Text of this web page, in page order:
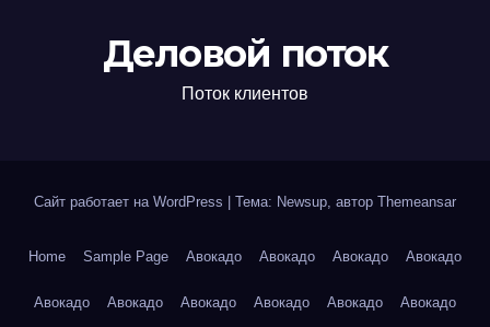
Деловой поток
Поток клиентов
Сайт работает на WordPress Тема: Newsup, автор Themeansar
Home Sample Page Авокадо Авокадо Авокадо Авокадо
Авокадо Авокадо Авокадо Авокадо Авокадо Авокадо